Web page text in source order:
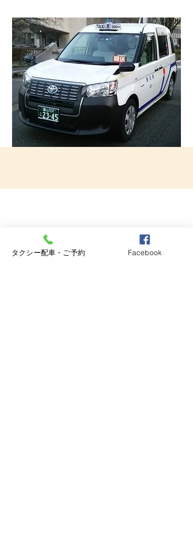
ＧＰＳ配車でお待たせしません！
タクシー配車・ご予約 Facebook